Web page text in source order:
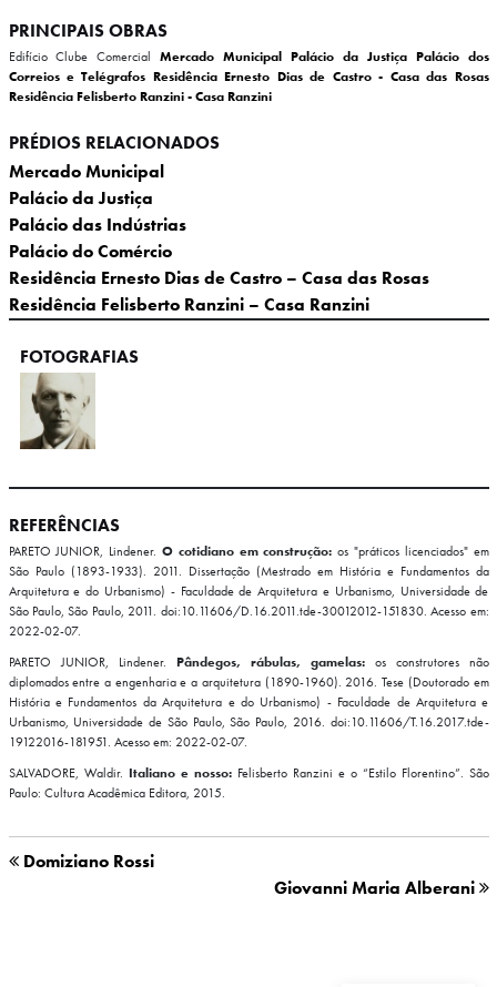
PRINCIPAIS OBRAS
Edifício Clube Comercial Mercado Municipal Palácio da Justiça Palácio dos
Correios e Telégrafos Residência Ernesto Dias de Castro - Casa das Rosas
Residência Felisberto Ranzini - Casa Ranzini
PRÉDIOS RELACIONADOS
Mercado Municipal
Palácio da Justiça
Palácio das Indústrias
Palácio do Comércio
Residência Ernesto Dias de Castro – Casa das Rosas
Residência Felisberto Ranzini – Casa Ranzini
FOTOGRAFIAS
REFERÊNCIAS
PARETO JUNIOR, Lindener. O cotidiano em construção:os "práticos licenciados" em
São Paulo (1893-1933). 2011. Dissertação (Mestrado em História e Fundamentos da
Arquitetura e do Urbanismo) - Faculdade de Arquitetura e Urbanismo, Universidade de
São Paulo, São Paulo, 2011. doi:10.11606/D.16.2011.tde-30012012-151830. Acesso em:
2022-02-07.
PARETO JUNIOR, Lindener. Pândegos, rábulas, gamelas:os construtores não
diplomados entre a engenharia e a arquitetura (1890-1960). 2016. Tese (Doutorado em
História e Fundamentos da Arquitetura e do Urbanismo) - Faculdade de Arquitetura e
Urbanismo, Universidade de São Paulo, São Paulo, 2016. doi:10.11606/T.16.2017.tde-
19122016-181951. Acesso em: 2022-02-07.
SALVADORE, Waldir. Italiano e nosso:Felisberto Ranzini e o “Estilo Florentino”. São
Paulo: Cultura Acadêmica Editora, 2015.
Domiziano Rossi
Giovanni Maria Alberani